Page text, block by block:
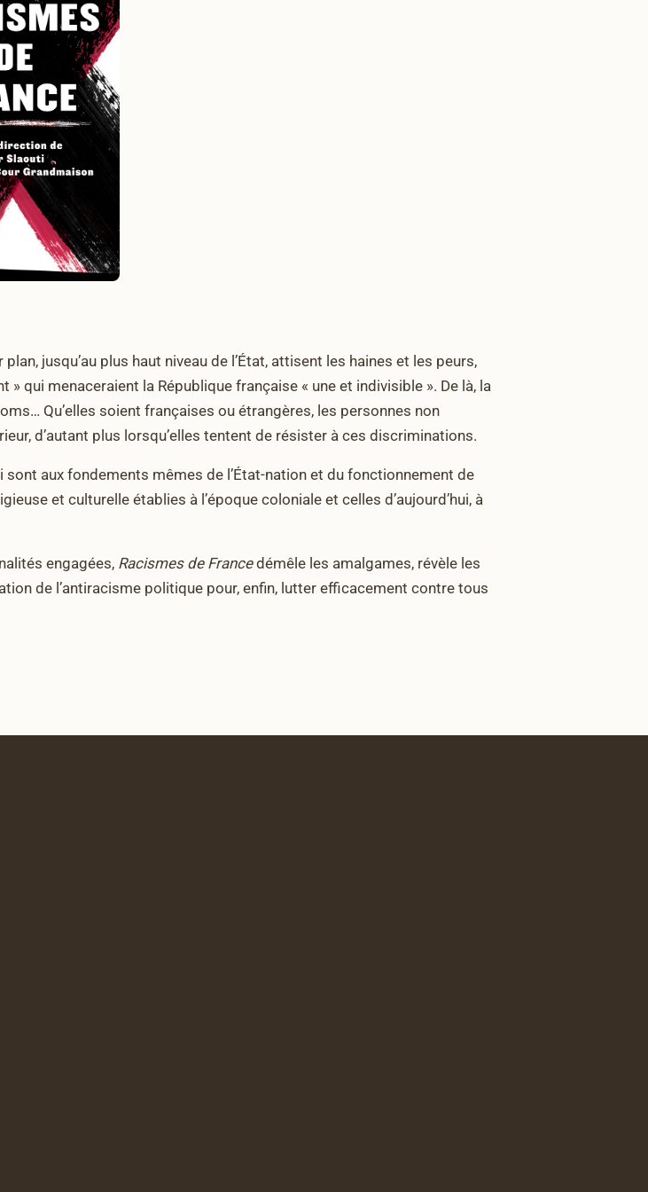
jusqu’au plus haut niveau de l’État, attisent les haines et les peurs,
qui menaceraient la République française « une et indivisible ». De là, la
Qu’elles soient françaises ou étrangères, les personnes non
d’autant plus lorsqu’elles tentent de résister à ces discriminations.
aux fondements mêmes de l’État-nation et du fonctionnement de
et culturelle établies à l’époque coloniale et celles d’aujourd’hui, à
engagées, Racismes de Francedémêle les amalgames, révèle les
de l’antiracisme politique pour, enfin, lutter efficacement contre tous